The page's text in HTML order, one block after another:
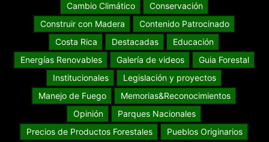
Cambio Climático
Conservación
Construir con Madera
Contenido Patrocinado
Costa Rica
Destacadas
Educación
Energías Renovables
Galería de videos
Guia Forestal
Institucionales
Legislación y proyectos
Manejo de Fuego
Memorias&Reconocimientos
Opinión
Parques Nacionales
Precios de Productos Forestales
Pueblos Originarios